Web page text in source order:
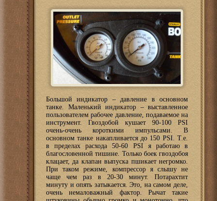
Большой индикатор – давление в основном
танке. Маленький индикатор – выставленное
пользователем рабочее давление, подаваемое на
инструмент. Гвоздобой кушает 90-100 PSI
очень-очень короткими импульсами. В
основном танке накапливается до 150 PSI. Т.е.
в пределах расхода 50-60 PSI я работаю в
благословенной тишине. Только боек гвоздобоя
клацает, да клапан выпуска пшикает негромко.
При таком режиме, компрессор я слышу не
чаще чем раз в 20-30 минут. Потарахтит
минуту и опять затыкается. Это, на самом деле,
очень немаловажный фактор. Рычат такие